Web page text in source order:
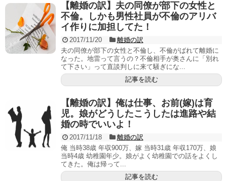
【離婚の訳】夫の同僚が部下の女性と
不倫。しかも男性社員が不倫のアリバ
イ作りに加担してた！
2017/11/20
離婚の訳
夫の同僚が部下の女性と不倫し、不倫がばれて離婚に
なった。地雷って言うの？不倫相手が奥さんに「別れ
て下さい」って直談判しに来て騒ぎにな...
記事を読む
【離婚の訳】俺は仕事、お前(嫁)は育
児。娘がどうしたこうしたは進路や結
婚の時でいいよ！
2017/11/18
離婚の訳
俺 当時38歳 年収900万、嫁 当時31歳 年収170万、娘
当時4歳 幼稚園年少。娘がよく幼稚園での話をよくし
てきた。俺は帰って...
記事を読む